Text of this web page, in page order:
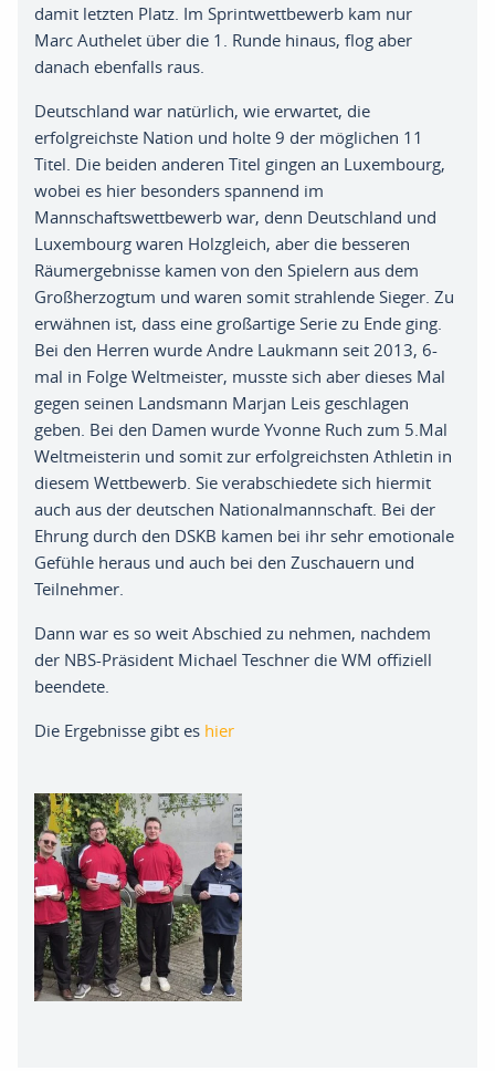
damit letzten Platz. Im Sprintwettbewerb kam nur
Marc Authelet über die 1. Runde hinaus, flog aber
danach ebenfalls raus.
Deutschland war natürlich, wie erwartet, die
erfolgreichste Nation und holte 9 der möglichen 11
Titel. Die beiden anderen Titel gingen an Luxembourg,
wobei es hier besonders spannend im
Mannschaftswettbewerb war, denn Deutschland und
Luxembourg waren Holzgleich, aber die besseren
Räumergebnisse kamen von den Spielern aus dem
Großherzogtum und waren somit strahlende Sieger. Zu
erwähnen ist, dass eine großartige Serie zu Ende ging.
Bei den Herren wurde Andre Laukmann seit 2013, 6-
mal in Folge Weltmeister, musste sich aber dieses Mal
gegen seinen Landsmann Marjan Leis geschlagen
geben. Bei den Damen wurde Yvonne Ruch zum 5.Mal
Weltmeisterin und somit zur erfolgreichsten Athletin in
diesem Wettbewerb. Sie verabschiedete sich hiermit
auch aus der deutschen Nationalmannschaft. Bei der
Ehrung durch den DSKB kamen bei ihr sehr emotionale
Gefühle heraus und auch bei den Zuschauern und
Teilnehmer.
Dann war es so weit Abschied zu nehmen, nachdem
der NBS-Präsident Michael Teschner die WM offiziell
beendete.
Die Ergebnisse gibt es hier